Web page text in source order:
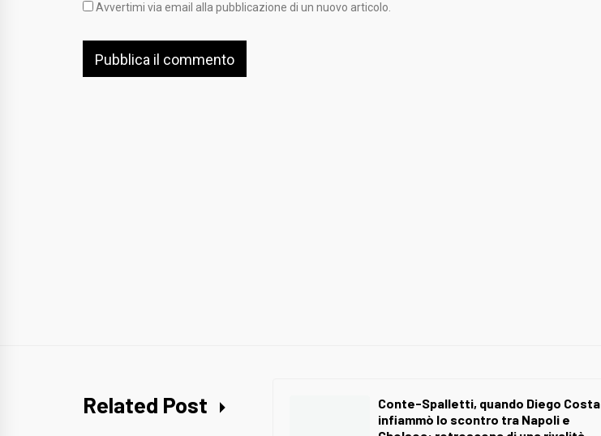
Avvertimi via email alla pubblicazione di un nuovo articolo.
Related Post
Conte-Spalletti, quando Diego Costa
infiammò lo scontro tra Napoli e